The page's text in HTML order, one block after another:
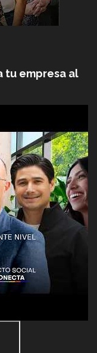
tu empresa al